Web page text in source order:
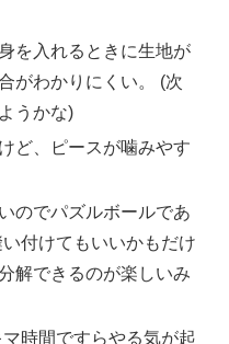
を入れるときに生地が
がわかりにくい。 (次
うかな)
ど、ピースが噛みやす
のでパズルボールであ
付けてもいいかもだけ
解できるのが楽しいみ
時間ですらやる気が起